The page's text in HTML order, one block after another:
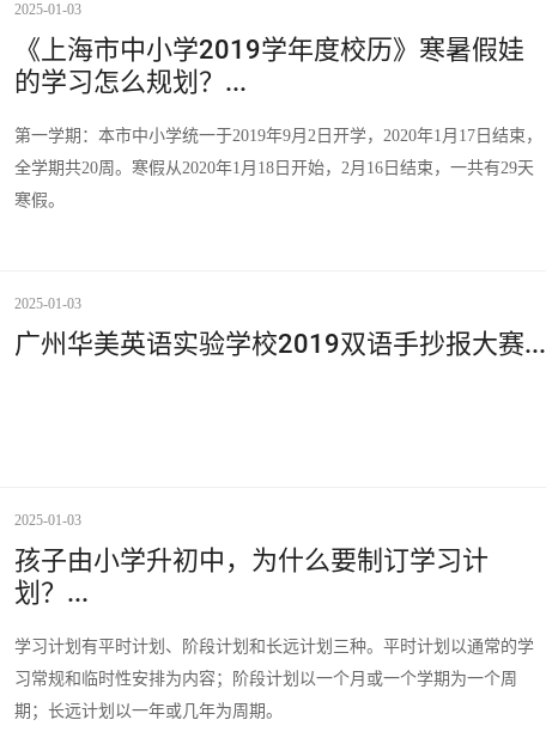
2025-01-03
《上海市中小学2019学年度校历》寒暑假娃
的学习怎么规划？...
第一学期：本市中小学统一于2019年9月2日开学，2020年1月17日结束，
全学期共20周。寒假从2020年1月18日开始，2月16日结束，一共有29天
寒假。
2025-01-03
广州华美英语实验学校2019双语手抄报大赛...
2025-01-03
孩子由小学升初中，为什么要制订学习计
划？...
学习计划有平时计划、阶段计划和长远计划三种。平时计划以通常的学
习常规和临时性安排为内容；阶段计划以一个月或一个学期为一个周
期；长远计划以一年或几年为周期。